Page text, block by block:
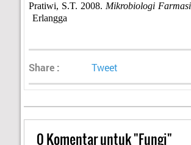
Pratiwi, S.T. 2008. Mikrobiologi Farmasi
Erlangga
Share : Tweet
0Komentar untuk "Fungi"